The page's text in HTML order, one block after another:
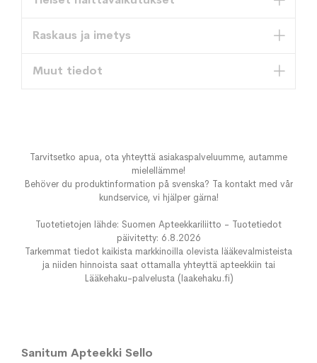
Raskaus ja imetys
Muut tiedot
Tarvitsetko apua, ota yhteyttä asiakaspalveluumme, autamme
mielellämme!
Behöver du produktinformation på svenska? Ta kontakt med vår
kundservice, vi hjälper gärna!
Tuotetietojen lähde: Suomen Apteekkariliitto - Tuotetiedot
päivitetty: 6.8.2026
Tarkemmat tiedot kaikista markkinoilla olevista lääkevalmisteista
ja niiden hinnoista saat ottamalla yhteyttä apteekkiin tai
Lääkehaku-palvelusta (laakehaku.fi)
Sanitum Apteekki Sello